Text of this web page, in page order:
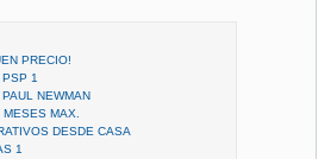
PRECIO!
PSP 1
NEWMAN
MESES MAX.
DESDE CASA
1